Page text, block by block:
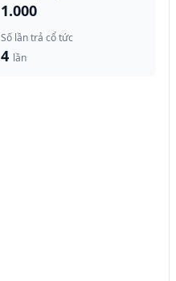
1.000
Số lần trả cổ tức
4 lần